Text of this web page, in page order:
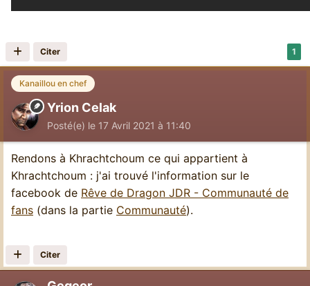
1
Citer
Kanaillou en chef
Yrion Celak
Posté(e) le 17 Avril 2021 à 11:40
Rendons à Khrachtchoum ce qui appartient à
Khrachtchoum : j'ai trouvé l'information sur le
facebook de Rêve de Dragon JDR - Communauté de
fans (dans la partie Communauté).
Citer